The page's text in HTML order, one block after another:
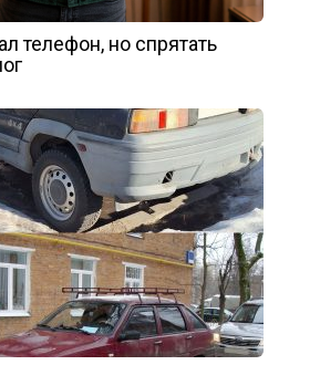
телефон, но спрятать